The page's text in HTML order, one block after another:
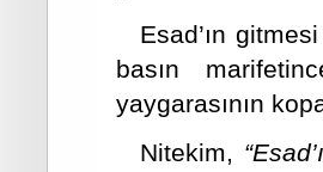
Esad’ın
basın
yaygarasının
Nitekim,